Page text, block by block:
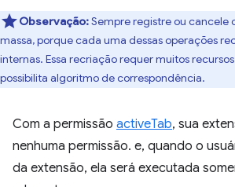
Observação:Sempre registre ou cancele
massa, porque cada uma dessas operações
internas. Essa recriação requer muitos
possibilita algoritmo de correspondência.
Com a permissão activeTab, sua
nenhuma permissão. e, quando o
da extensão, ela será executada